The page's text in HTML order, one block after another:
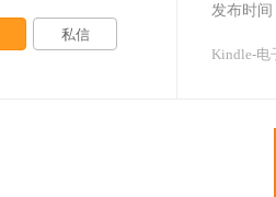
发布时间
Kindle-电
私信